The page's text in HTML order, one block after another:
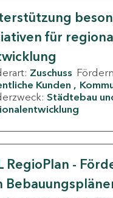
für
Zuschuss
Kunden
Städtebau
RegioPlan -